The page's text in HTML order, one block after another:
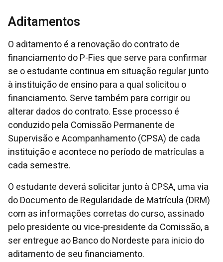
Aditamentos
O aditamento é a renovação do contrato de
financiamento do P-Fies que serve para confirmar
se o estudante continua em situação regular junto
à instituição de ensino para a qual solicitou o
financiamento. Serve também para corrigir ou
alterar dados do contrato. Esse processo é
conduzido pela Comissão Permanente de
Supervisão e Acompanhamento (CPSA) de cada
instituição e acontece no período de matrículas a
cada semestre.
O estudante deverá solicitar junto à CPSA, uma via
do Documento de Regularidade de Matrícula (DRM)
com as informações corretas do curso, assinado
pelo presidente ou vice-presidente da Comissão, a
ser entregue ao Banco do Nordeste para inicio do
aditamento de seu financiamento.